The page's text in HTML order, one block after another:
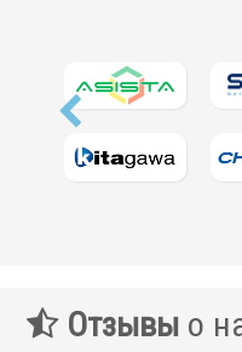
Сервисное обслуживание
Ремонт винторезных станков
Отзывы о